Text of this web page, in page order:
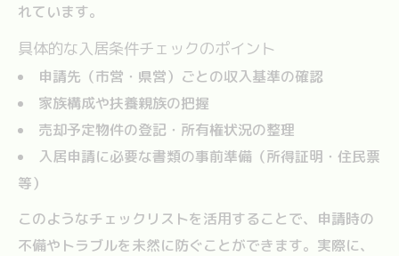
れています。
具体的な入居条件チェックのポイント
申請先（市営・県営）ごとの収入基準の確認
家族構成や扶養親族の把握
売却予定物件の登記・所有権状況の整理
入居申請に必要な書類の事前準備（所得証明・住民票
等）
このようなチェックリストを活用することで、申請時の
不備やトラブルを未然に防ぐことができます。実際に、